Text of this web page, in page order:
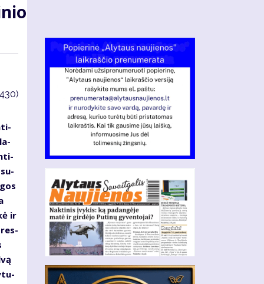
su­
ir
res­